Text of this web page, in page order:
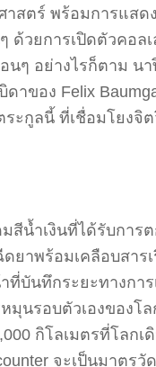
สตร์ พร้อมการแส
วยการเปิดตัวคอล
ๆ อย่างไรก็ตาม
ของ Felix
ะกูลนี้ ที่เชื่อมโยง
น้ำเงินที่ได้รับกา
าพร้อมเคลือบสา
บันทึกระยะทางกา
มุนรอบตัวเองของ
กิโลเมตรที่โลก
จะเป็นมาตร